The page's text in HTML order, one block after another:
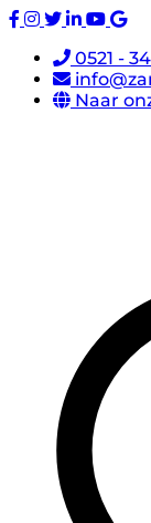
0521 -
Naar